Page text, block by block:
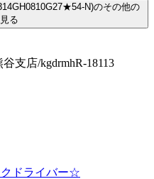
N)のその他の
る
支店/kgdrmhR-18113
クドライバー☆